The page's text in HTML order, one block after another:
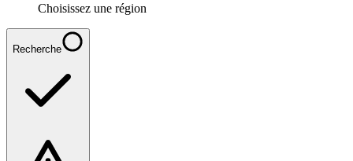
Choisissez une région
Recherche